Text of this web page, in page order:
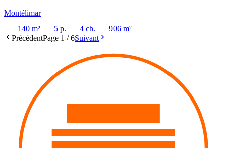
Montélimar
140 m²
5 p. 4 ch.
906 m²
PrécédentPage 1 /6Suivant